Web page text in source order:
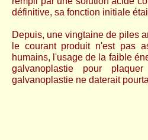
définitive, sa fonction initiale
Depuis, une vingtaine de piles
le courant produit n'est pas
humains, l'usage de la faible
galvanoplastie pour
galvanoplastie ne daterait